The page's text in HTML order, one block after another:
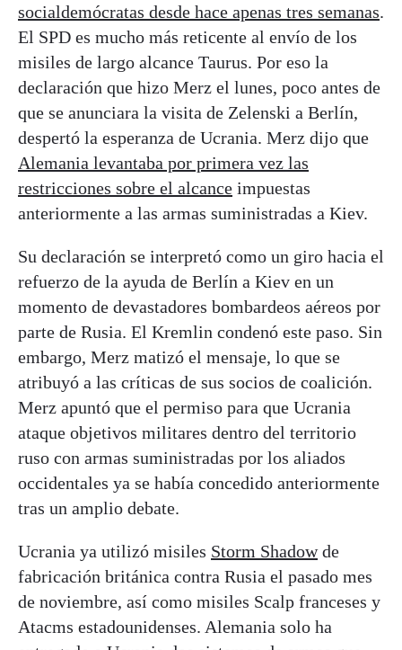
socialdemócratas desde hace apenas tres semanas.
El SPD es mucho más reticente al envío de los
misiles de largo alcance Taurus. Por eso la
declaración que hizo Merz el lunes, poco antes de
que se anunciara la visita de Zelenski a Berlín,
despertó la esperanza de Ucrania. Merz dijo que
Alemania levantaba por primera vez las
restricciones sobre el alcance impuestas
anteriormente a las armas suministradas a Kiev.
Su declaración se interpretó como un giro hacia el
refuerzo de la ayuda de Berlín a Kiev en un
momento de devastadores bombardeos aéreos por
parte de Rusia. El Kremlin condenó este paso. Sin
embargo, Merz matizó el mensaje, lo que se
atribuyó a las críticas de sus socios de coalición.
Merz apuntó que el permiso para que Ucrania
ataque objetivos militares dentro del territorio
ruso con armas suministradas por los aliados
occidentales ya se había concedido anteriormente
tras un amplio debate.
Ucrania ya utilizó misiles Storm Shadowde
fabricación británica contra Rusia el pasado mes
de noviembre, así como misiles Scalp franceses y
Atacms estadounidenses. Alemania solo ha